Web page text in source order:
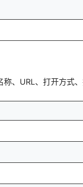
、URL、打开方式、